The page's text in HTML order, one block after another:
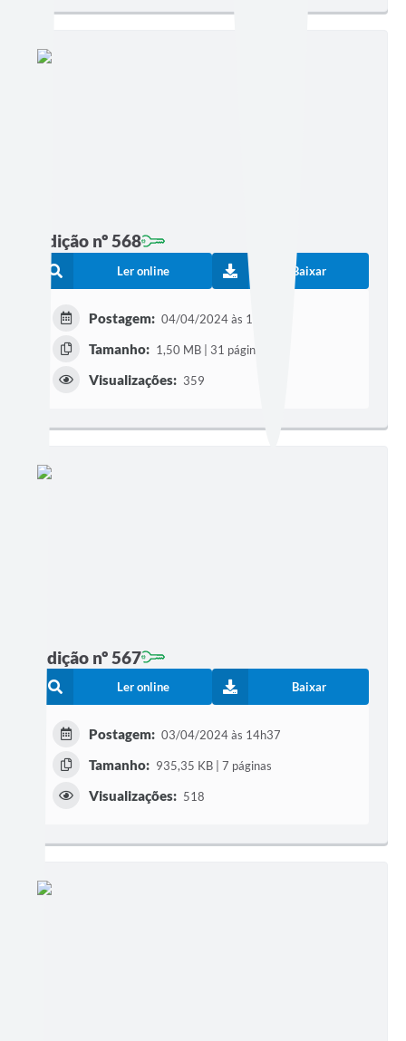
Edição nº 568
Ler online Baixar
Postagem: 04/04/2024 às 18h15
Tamanho: 1,50 MB | 31 páginas
Visualizações: 359
Edição nº 567
Ler online Baixar
Postagem: 03/04/2024 às 14h37
Tamanho: 935,35 KB | 7 páginas
Visualizações: 518